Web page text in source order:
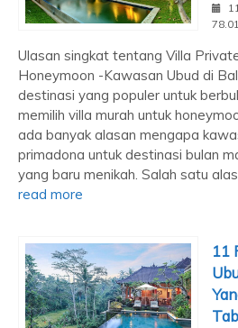
Ulasan singkat tentang Villa
Honeymoon -Kawasan Ubud di
destinasi yang populer untuk
memilih villa murah untuk
ada banyak alasan mengapa
primadona untuk destinasi bulan
yang baru menikah. Salah satu
read more
11